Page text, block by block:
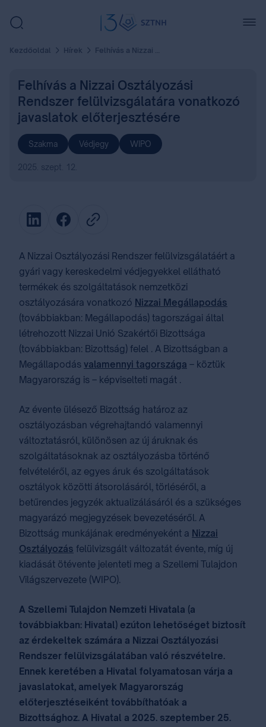
Kezdőoldal Hírek Felhívás a Nizzai Osztályozási Rendszer felülvizsgálatára vonatkozó javaslatok előterjesztésére
Felhívás a Nizzai Osztályozási
Rendszer felülvizsgálatára vonatkozó
javaslatok előterjesztésére
Szakma Védjegy WIPO
2025. szept. 12.
A Nizzai Osztályozási Rendszer felülvizsgálatáért a
gyári vagy kereskedelmi védjegyekkel ellátható
termékek és szolgáltatások nemzetközi
osztályozására vonatkozó Nizzai Megállapodás
(továbbiakban: Megállapodás) tagországai által
létrehozott Nizzai Unió Szakértői Bizottsága
(továbbiakban: Bizottság) felel . A Bizottságban a
Megállapodás valamennyi tagországa – köztük
Magyarország is – képviselteti magát .
Az évente ülésező Bizottság határoz az
osztályozásban végrehajtandó valamennyi
változtatásról, különösen az új áruknak és
szolgáltatásoknak az osztályozásba történő
felvételéről, az egyes áruk és szolgáltatások
osztályok közötti átsorolásáról, törléséről, a
betűrendes jegyzék aktualizálásáról és a szükséges
magyarázó megjegyzések bevezetéséről. A
Bizottság munkájának eredményeként a Nizzai
Osztályozás felülvizsgált változatát évente, míg új
kiadását ötévente jelenteti meg a Szellemi Tulajdon
Világszervezete (WIPO).
A Szellemi Tulajdon Nemzeti Hivatala (a
továbbiakban: Hivatal) ezúton lehetőséget biztosít
az érdekeltek számára a Nizzai Osztályozási
Rendszer felülvizsgálatában való részvételre.
Ennek keretében a Hivatal folyamatosan várja a
javaslatokat, amelyek Magyarország
előterjesztéseiként továbbíthatóak a
Bizottsághoz. A Hivatal a 2025. szeptember 25.